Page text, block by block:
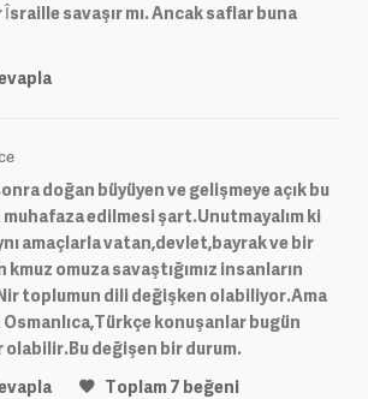
savaşır mı. Ancak saflar buna
doğan büyüyen ve gelişmeye açık bu
muhafaza edilmesi şart.Unutmayalım ki
amaçlarla vatan,devlet,bayrak ve bir
kmuz omuza savaştığımız insanların
toplumun dili değişken olabiliyor.Ama
Osmanlıca,Türkçe konuşanlar bugün
değişen bir durum.
Toplam7 beğeni